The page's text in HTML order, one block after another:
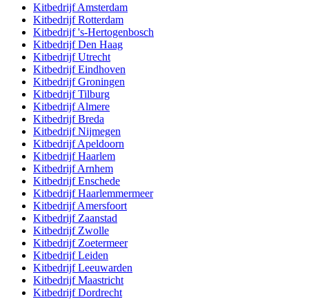
KitbedrijfAmsterdam
KitbedrijfRotterdam
Kitbedrijf's-Hertogenbosch
KitbedrijfDen Haag
KitbedrijfUtrecht
KitbedrijfEindhoven
KitbedrijfGroningen
KitbedrijfTilburg
KitbedrijfAlmere
KitbedrijfBreda
KitbedrijfNijmegen
KitbedrijfApeldoorn
KitbedrijfHaarlem
KitbedrijfArnhem
KitbedrijfEnschede
KitbedrijfHaarlemmermeer
KitbedrijfAmersfoort
Kitbedrijf Zaanstad
Kitbedrijf Zwolle
Kitbedrijf Zoetermeer
KitbedrijfLeiden
KitbedrijfLeeuwarden
KitbedrijfMaastricht
KitbedrijfDordrecht